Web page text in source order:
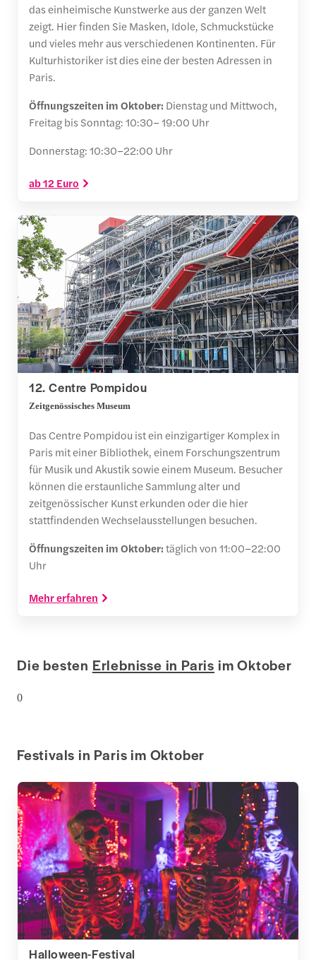
das einheimische Kunstwerke aus der ganzen Welt
zeigt. Hier finden Sie Masken, Idole, Schmuckstücke
und vieles mehr aus verschiedenen Kontinenten. Für
Kulturhistoriker ist dies eine der besten Adressen in
Paris.
Öffnungszeiten im Oktober: Dienstag und Mittwoch,
Freitag bis Sonntag: 10:30– 19:00 Uhr
Donnerstag: 10:30–22:00 Uhr
ab 12 Euro
12. Centre Pompidou
Zeitgenössisches Museum
Das Centre Pompidou ist ein einzigartiger Komplex in
Paris mit einer Bibliothek, einem Forschungszentrum
für Musik und Akustik sowie einem Museum. Besucher
können die erstaunliche Sammlung alter und
zeitgenössischer Kunst erkunden oder die hier
stattfindenden Wechselausstellungen besuchen.
Öffnungszeiten im Oktober:täglich von 11:00–22:00
Uhr
Mehr erfahren
Die besten Erlebnisse in Paris im Oktober
0
Festivals in Paris im Oktober
Halloween-Festival